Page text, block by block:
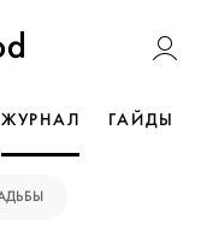
Weddywood
ЖУРНАЛ ГАЙДЫ